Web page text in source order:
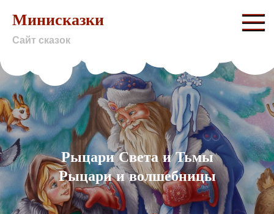
content
Минисказки
Сайт сказок
Рыцари Света и Тьмы
Рыцари и волшебницы